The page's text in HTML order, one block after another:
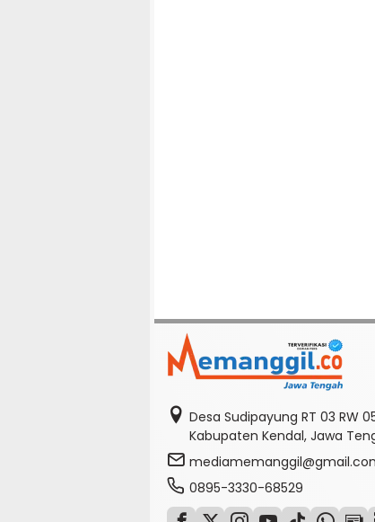
Desa Sudipayung RT 03 RW
Kabupaten Kendal, Jawa
0895-3330-68529